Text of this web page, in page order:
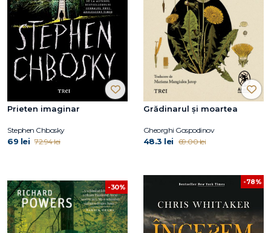
Prieten imaginar
Stephen Chbosky
69 lei 72.94 lei
Grădinarul și moartea
Gheorghi Gospodinov
48.3 lei 69.00 lei
-30%
-78%